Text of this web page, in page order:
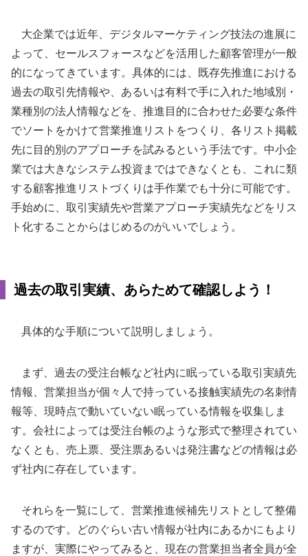
大企業では近年、デジタルマーケティング技法の進展に
よって、セールスフォースなどを活用した顧客管理が一般
的になってきています。具体的には、既存先推進における
過去の取引先情報や、あるいは有料で手に入れた地域別・
業種別の法人情報などを、推進目的に合わせた必要な条件
でソートをかけて営業推進リストをつくり、各リスト掲載
先に目的別のアプローチを試みるという手法です。中小企
業では大きなシステム投資まではできなくとも、これに類
する顧客推進リストづくりは手作業でも十分に可能です。
手始めに、取引実績先や営業アプローチ実績先などをリス
ト化することからはじめるのがいいでしょう。
過去の取引実績、あらためて確認しよう！
具体的な手順について説明しましょう。
まず、過去の受注台帳など社内に眠っている取引実績先
情報、営業担当が個々人で持っている接触実績先の名刺情
報等、現時点で動いていない眠っている情報を収集しま
す。会社によっては受注台帳のような形式で整理されてい
なくとも、売上票、受注票あるいは発注書などの情報は必
ず社内に存在しています。
それらを一覧にして、営業推進候補先リストとして整備
するのです。どのぐらい古い情報が社内にあるかにもより
ますが、実際にやってみると、現在の営業担当者全員が全